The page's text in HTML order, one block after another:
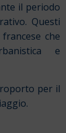
il periodo
Questi
che
e
per il